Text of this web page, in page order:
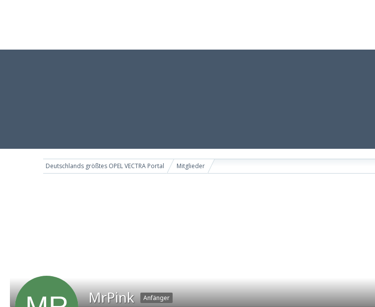
Deutschlands größtes OPEL VECTRA Portal Mitglieder
MrPink Anfänger